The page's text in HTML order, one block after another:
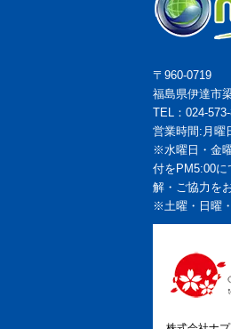
〒960-0719
福島県伊達市
TEL：024-
営業時間:月曜
※水曜日・金
付をPM5:00に
解・ご協力を
※土曜・日曜